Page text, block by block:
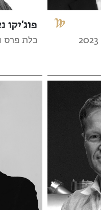
פוג'יקו
כלת פרס